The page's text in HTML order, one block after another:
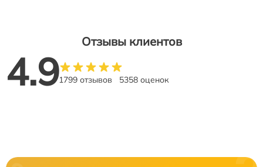
Отзывы клиентов
4.91799 отзывов 5358 оценок